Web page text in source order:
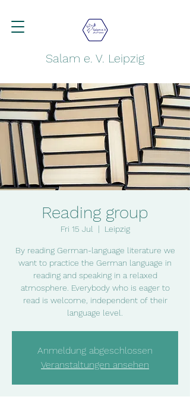
Salam e. V. Leipzig
Reading group
Fri 15 Jul
  |
Leipzig
By reading German-language literature we
want to practice the German language in
reading and speaking in a relaxed
atmosphere. Everybody who is eager to
read is welcome, independent of their
language level.
Anmeldung abgeschlossen
Veranstaltungen ansehen